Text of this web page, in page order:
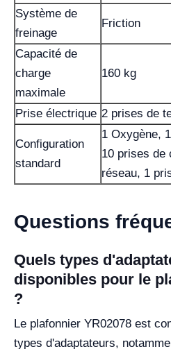
Système de
freinage
Friction
Capacité de
charge
maximale
160 kg
Prise électrique 2 prises de
Configuration
standard
1 Oxygène,
10 prises de
réseau, 1
Questions
Quels types
disponibles pour le
?
Le plafonnier YR02078 est
types d'adaptateurs,